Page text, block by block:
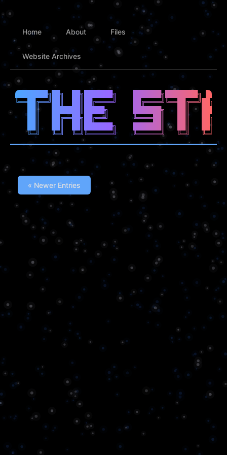
Home About Files
Website Archives
████████╗██╗  ██╗███████╗    ███████╗████████╗
╚══██╔══╝██║  ██║██╔════╝
██║   ███████║█████╗      ███████╗   ██║
██║   ██╔══██╗██╔══╝      ╚════██║   ██║
██║   ██║  ██║███████╗    ███████║   ██║   ██║
« Newer Entries